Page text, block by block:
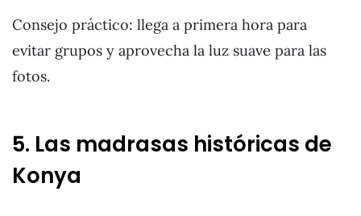
Consejo práctico: llega a primera hora para
evitar grupos y aprovecha la luz suave para las
fotos.
5. Las madrasas históricas de
Konya